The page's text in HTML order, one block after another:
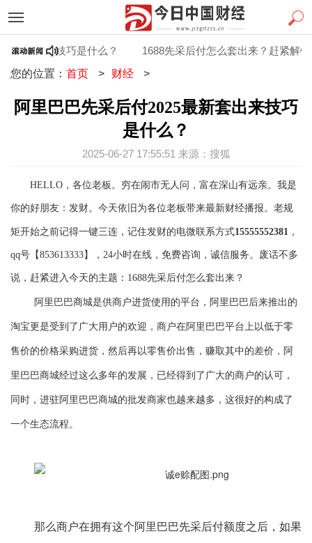
套出来技巧是什么？
1688先采后付怎么套出来？赶紧解锁
您的位置： 首页 > 财经 >
阿里巴巴先采后付2025最新套出来技巧
是什么？
2025-06-27 17:55:51 来源：搜狐
HELLO，各位老板。穷在闹市无人问，富在深山有远亲。 我是
你的好朋友：发财。今天依旧为各位老板带来最新财经播报。老规
矩开始之前记得一键三连，记住发财的电微联系方式15555552381 ，
qq号【853613333】，24小时在线，免费咨询，诚信服务。废话不多
说，赶紧进入今天的主题：1688先采后付怎么套出来？
阿里巴巴商城是供商户进货使用的平台，阿里巴巴后来推出的
淘宝更是受到了广大用户的欢迎，商户在阿里巴巴平台上以低于零
售价的价格采购进货，然后再以零售价出售，赚取其中的差价，阿
里巴巴商城经过这么多年的发展，已经得到了广大的商户的认可，
同时，进驻阿里巴巴商城的批发商家也越来越多，这很好的构成了
一个生态流程。
那么商户在拥有这个阿里巴巴先采后付额度之后，如果